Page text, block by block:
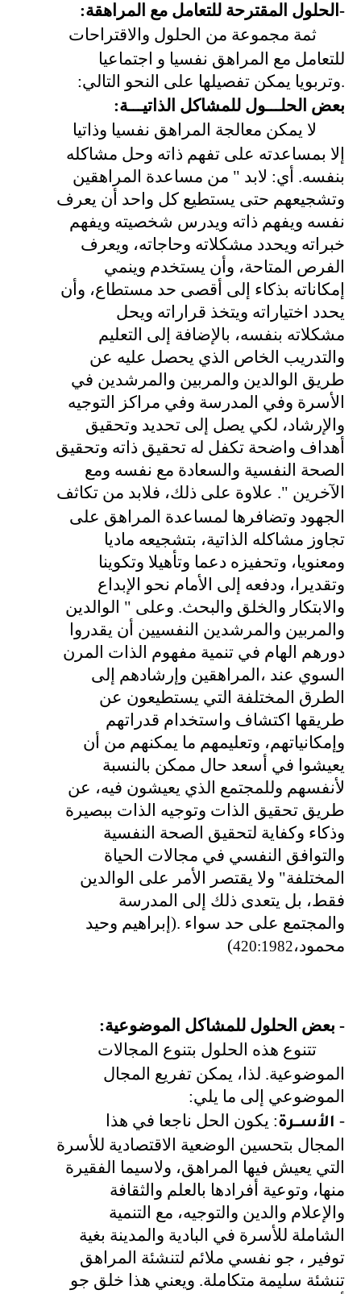
-الحلول المقترحة للتعامل مع المراهقة:
ثمة مجموعة من الحلول والاقتراحات
للتعامل مع المراهق نفسيا و اجتماعيا
.وتربويا يمكن تفصيلها على النحو التالي:
بعض الحلـــول للمشاكل الذاتيـــة:
لا يمكن معالجة المراهق نفسيا وذاتيا
إلا بمساعدته على تفهم ذاته وحل مشاكله
بنفسه. أي: لابد " من مساعدة المراهقين
وتشجيعهم حتى يستطيع كل واحد أن يعرف
نفسه ويفهم ذاته ويدرس شخصيته ويفهم
خبراته ويحدد مشكلاته وحاجاته، ويعرف
الفرص المتاحة، وأن يستخدم وينمي
إمكاناته بذكاء إلى أقصى حد مستطاع، وأن
يحدد اختياراته ويتخذ قراراته ويحل
مشكلاته بنفسه، بالإضافة إلى التعليم
والتدريب الخاص الذي يحصل عليه عن
طريق الوالدين والمربين والمرشدين في
الأسرة وفي المدرسة وفي مراكز التوجيه
والإرشاد، لكي يصل إلى تحديد وتحقيق
أهداف واضحة تكفل له تحقيق ذاته وتحقيق
الصحة النفسية والسعادة مع نفسه ومع
الآخرين ." علاوة على ذلك، فلابد من تكاثف
الجهود وتضافرها لمساعدة المراهق على
تجاوز مشاكله الذاتية، بتشجيعه ماديا
ومعنويا، وتحفيزه دعما وتأهيلا وتكوينا
وتقديرا، ودفعه إلى الأمام نحو الإبداع
والابتكار والخلق والبحث. وعلى " الوالدين
والمربين والمرشدين النفسيين أن يقدروا
دورهم الهام في تنمية مفهوم الذات المرن
السوي عند ،المراهقين وإرشادهم إلى
الطرق المختلفة التي يستطيعون عن
طريقها اكتشاف واستخدام قدراتهم
وإمكانياتهم، وتعليمهم ما يمكنهم من أن
يعيشوا في أسعد حال ممكن بالنسبة
لأنفسهم وللمجتمع الذي يعيشون فيه، عن
طريق تحقيق الذات وتوجيه الذات ببصيرة
وذكاء وكفاية لتحقيق الصحة النفسية
والتوافق النفسي في مجالات الحياة
المختلفة" ولا يقتصر الأمر على الوالدين
فقط، بل يتعدى ذلك إلى المدرسة
والمجتمع على حد سواء .(إبراهيم وحيد
محمود،420:1982
)
- بعض الحلول للمشاكل الموضوعية:
تتنوع هذه الحلول بتنوع المجالات
الموضوعية. لذا، يمكن تفريع المجال
الموضوعي إلى ما يلي:
- الأســـرة: يكون الحل ناجعا في هذا
المجال بتحسين الوضعية الاقتصادية للأسرة
التي يعيش فيها المراهق، ولاسيما الفقيرة
منها، وتوعية أفرادها بالعلم والثقافة
والإعلام والدين والتوجيه، مع التنمية
الشاملة للأسرة في البادية والمدينة بغية
توفير ، جو نفسي ملائم لتنشئة المراهق
تنشئة سليمة متكاملة. ويعني هذا خلق جو